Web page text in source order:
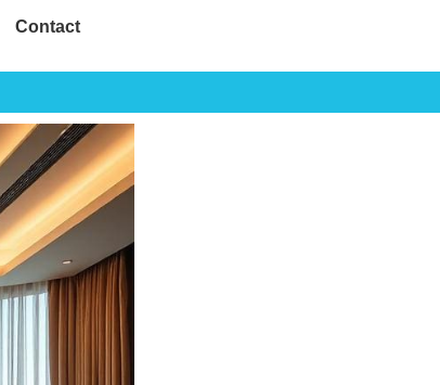
Contact